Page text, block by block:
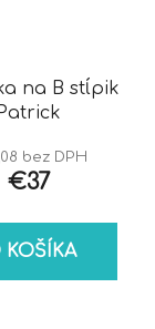
na B stĺpik
Patrick
bez DPH
€37
KOŠÍKA